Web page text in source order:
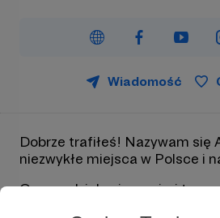
Wiadomość
Dobrze trafiłeś! Nazywam się
niezwykłe miejsca w Polsce i
Oraz podzielę się swoimi